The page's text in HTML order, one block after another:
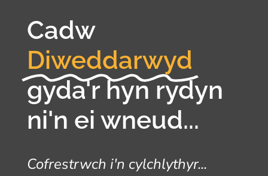
Cadw
Diweddarwyd
gyda'r hyn rydyn
ni'n ei wneud...
Cofrestrwch i'n cylchlythyr...